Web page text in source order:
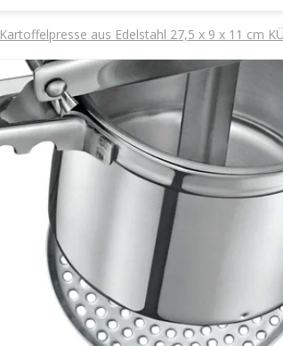
Kartoffelpresse aus Edelstahl 27,5 x 9 x 11 cm